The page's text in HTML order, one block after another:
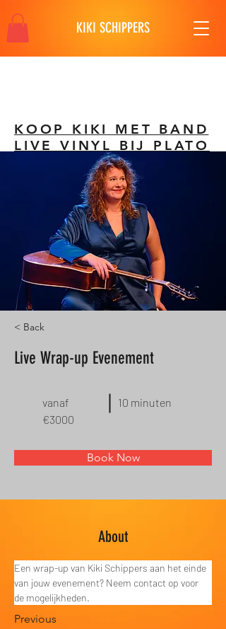
KIKI SCHIPPERS
KOOP KIKI MET BAND
LIVE VINYL BIJ PLATO
< Back
Live Wrap-up Evenement
vanaf
€3000
10 minuten
Book Now
About
Een wrap-up van Kiki Schippers aan het einde
van jouw evenement? Neem contact op voor
de mogelijkheden.
Previous